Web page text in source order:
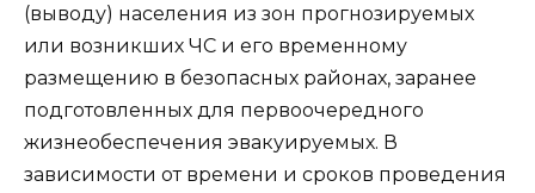
(выводу) населения из зон прогнозируемых
или возникших ЧС и его временному
размещению в безопасных районах, заранее
подготовленных для первоочередного
жизнеобеспечения эвакуируемых. В
зависимости от времени и сроков проведения